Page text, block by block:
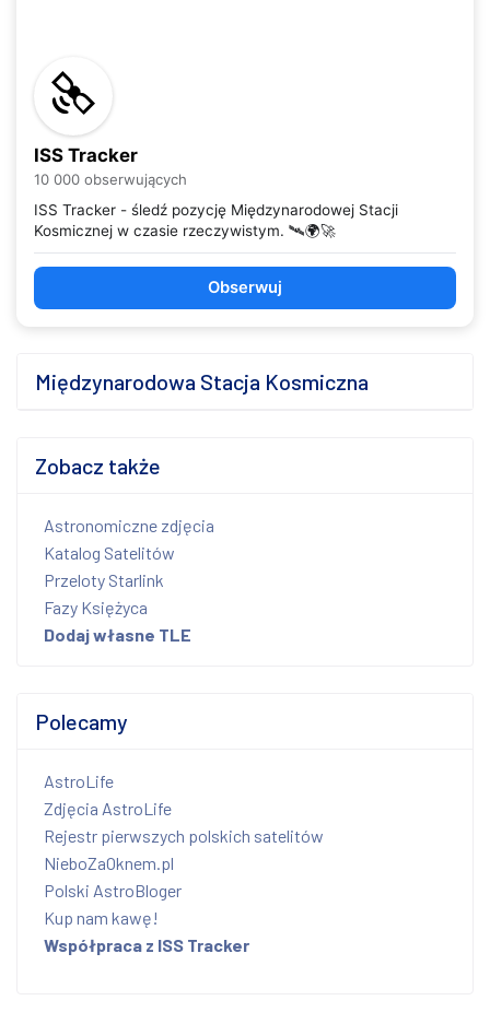
ISS Tracker
10 000 obserwujących
ISS Tracker - śledź pozycję Międzynarodowej Stacji
Kosmicznej w czasie rzeczywistym. 🛰️🌍🚀
Obserwuj
Międzynarodowa Stacja Kosmiczna
Zobacz także
Astronomiczne zdjęcia
Katalog Satelitów
Przeloty Starlink
Fazy Księżyca
Dodaj własne TLE
Polecamy
AstroLife
Zdjęcia AstroLife
Rejestr pierwszych polskich satelitów
NieboZaOknem.pl
Polski AstroBloger
Kup nam kawę!
Współpraca z ISS Tracker